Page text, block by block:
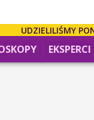
UDZIELILIŚMY
EKSPERCI